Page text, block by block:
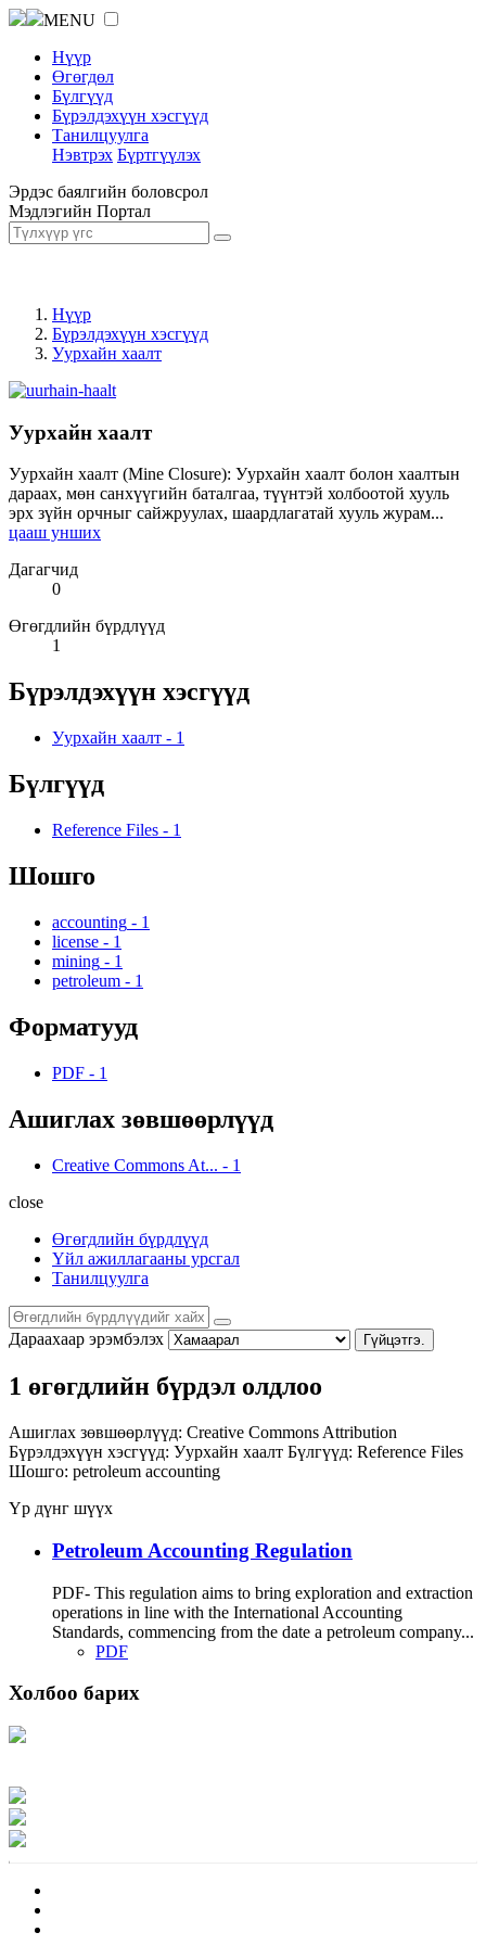
MENU
Нүүр
Өгөгдөл
Бүлгүүд
Бүрэлдэхүүн хэсгүүд
Танилцуулга
Нэвтрэх Бүртгүүлэх
Эрдэс баялгийн боловсрол
Мэдлэгийн Портал
Нүүр
Бүрэлдэхүүн хэсгүүд
Уурхайн хаалт
Уурхайн хаалт
Уурхайн хаалт (Mine Closure): Уурхайн хаалт болон хаалтын
дараах, мөн санхүүгийн баталгаа, түүнтэй холбоотой хууль
эрх зүйн орчныг сайжруулах, шаардлагатай хууль журам...
цааш унших
Дагагчид
0
Өгөгдлийн бүрдлүүд
1
Бүрэлдэхүүн хэсгүүд
Уурхайн хаалт - 1
Бүлгүүд
Reference Files - 1
Шошго
accounting - 1
license - 1
mining - 1
petroleum - 1
Форматууд
PDF - 1
Ашиглах зөвшөөрлүүд
Creative Commons At... - 1
close
Өгөгдлийн бүрдлүүд
Үйл ажиллагааны урсгал
Танилцуулга
Дараахаар эрэмбэлэх Гүйцэтгэ.
1 өгөгдлийн бүрдэл олдлоо
Ашиглах зөвшөөрлүүд: Creative Commons Attribution
Бүрэлдэхүүн хэсгүүд: Уурхайн хаалт Бүлгүүд: Reference Files
Шошго: petroleum accounting
Үр дүнг шүүх
Petroleum Accounting Regulation
PDF- This regulation aims to bring exploration and extraction
operations in line with the International Accounting
Standards, commencing from the date a petroleum company...
PDF
Холбоо барих